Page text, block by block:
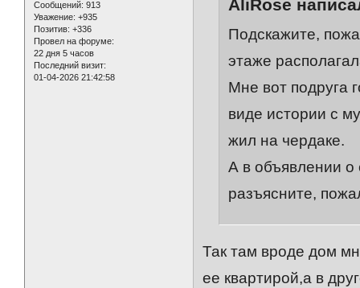
Сообщений: 913
Уважение: +935
Позитив: +336
Провел на форуме:
22 дня 5 часов
Последний визит:
01-04-2026 21:42:58
AliRose
Подскажите,
этаже
Мне вот подруга
виде истории с
жил на чердаке.
А в объявлении
разъясните,
Так там вроде дом
ее квартирой,а в